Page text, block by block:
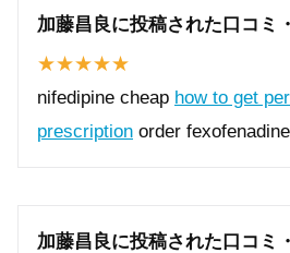
加藤昌良に投稿された口コミ
nifedipine cheap how to get
prescription order
加藤昌良に投稿された口コミ